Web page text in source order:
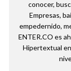
conocer,
Empresas,
empedernido,
ENTER.CO es
Hipertextual